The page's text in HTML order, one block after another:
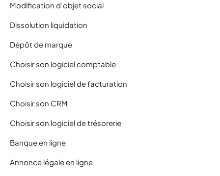
Modification d’objet social
Dissolution liquidation
Dépôt de marque
Choisir son logiciel comptable
Choisir son logiciel de facturation
Choisir son CRM
Choisir son logiciel de trésorerie
Banque en ligne
Annonce légale en ligne